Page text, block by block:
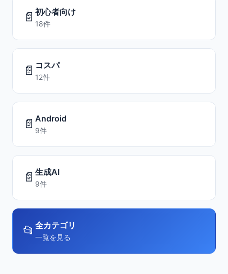
📄 初心者向け
18件
📄 コスパ
12件
📄 Android
9件
📄 生成AI
9件
📂 全カテゴリ
一覧を見る